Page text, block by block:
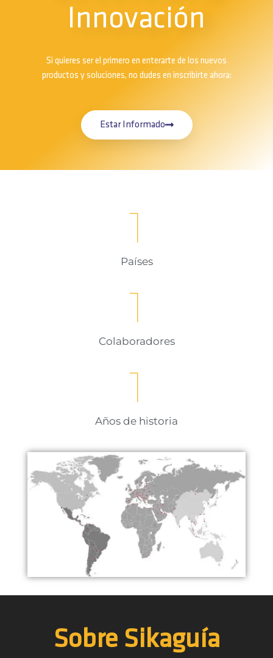
Innovación
Si quieres ser el primero en enterarte de los nuevos
productos y soluciones, no dudes en inscribirte ahora:
Estar Informado
Países
1
Colaboradores
1
Años de historia
1
Sobre Sikaguía